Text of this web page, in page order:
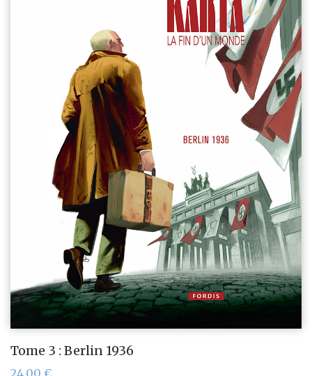
Tome 3 : Berlin 1936
24,00 €